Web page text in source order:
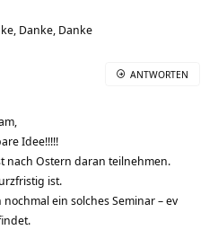
Danke, Danke
Idee!!!!!
nach Ostern daran teilnehmen.
ist.
ein solches Seminar – ev
ANTWORTEN